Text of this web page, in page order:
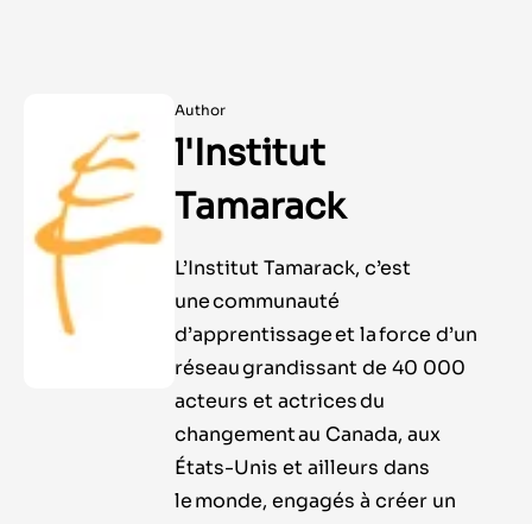
Author
l'Institut
Tamarack
L’Institut Tamarack, c’est
une communauté
d’apprentissage et la force d’un
réseau grandissant de 40 000
acteurs et actrices du
changement au Canada, aux
États-Unis et ailleurs dans
le monde, engagés à créer un